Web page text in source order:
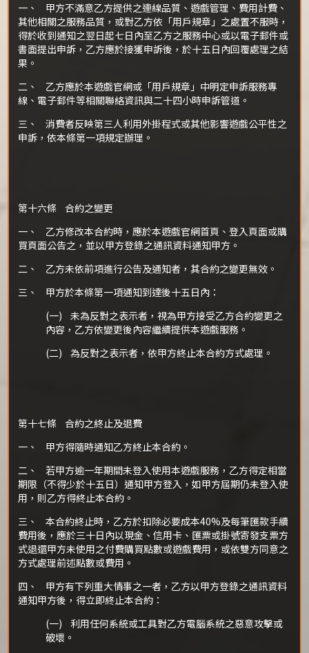
一、 甲方不滿意乙方提供之連線品質、遊戲管理、費用計費、
其他相關之服務品質，或對乙方依「用戶規章」之處置不服時，
得於收到通知之翌日起七日內至乙方之服務中心或以電子郵件或
書面提出申訴，乙方應於接獲申訴後，於十五日內回覆處理之結
果。
二、 乙方應於本遊戲官網或「用戶規章」中明定申訴服務專
線、電子郵件等相關聯絡資訊與二十四小時申訴管道。
三、 消費者反映第三人利用外掛程式或其他影響遊戲公平性之
申訴，依本條第一項規定辦理。
第十六條 合約之變更
一、 乙方修改本合約時，應於本遊戲官網首頁、登入頁面或購
買頁面公告之，並以甲方登錄之通訊資料通知甲方。
二、 乙方未依前項進行公告及通知者，其合約之變更無效。
三、 甲方於本條第一項通知到達後十五日內：
(一) 未為反對之表示者，視為甲方接受乙方合約變更之
內容，乙方依變更後內容繼續提供本遊戲服務。
(二) 為反對之表示者，依甲方終止本合約方式處理。
第十七條 合約之終止及退費
一、 甲方得隨時通知乙方終止本合約。
二、 若甲方逾一年期間未登入使用本遊戲服務，乙方得定相當
期限（不得少於十五日）通知甲方登入，如甲方屆期仍未登入使
用，則乙方得終止本合約。
三、 本合約終止時，乙方於扣除必要成本40%及每筆匯款手續
費用後，應於三十日內以現金、信用卡、匯票或掛號寄發支票方
式退還甲方未使用之付費購買點數或遊戲費用，或依雙方同意之
方式處理前述點數或費用。
四、 甲方有下列重大情事之一者，乙方以甲方登錄之通訊資料
通知甲方後，得立即終止本合約：
(一) 利用任何系統或工具對乙方電腦系統之惡意攻擊或
破壞。